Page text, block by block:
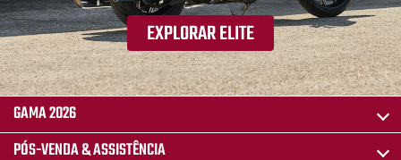
EXPLORAR ELITE
GAMA 2026
PÓS-VENDA & ASSISTÊNCIA